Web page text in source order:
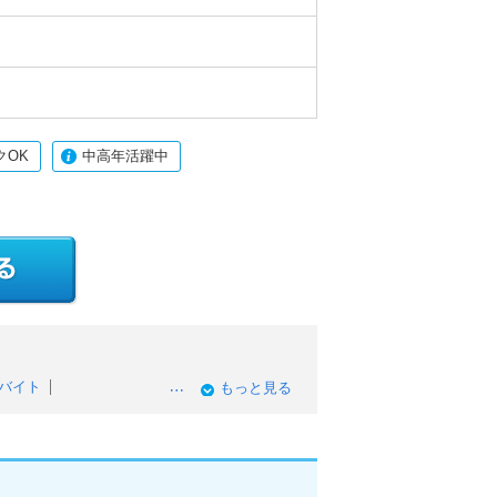
OK 中高年活躍中
イト
のアルバイト
もっと見る